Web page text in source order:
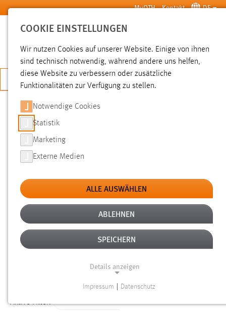
Zum Hauptinhalt springen MyOTH Kontakt DE
SUCHE
JETZT BEWERBEN
SUCHE
FILTER
Typ
Erstellungsdatum
Alter
Aktive Filter:
COOKIE EINSTELLUNGEN
Wir nutzen Cookies auf unserer Website. Einige von ihnen
sind technisch notwendig, während andere uns helfen,
diese Website zu verbessern oder zusätzliche
Funktionalitäten zur Verfügung zu stellen.
Notwendige Cookies
Statistik
Marketing
Externe Medien
ALLE AUSWÄHLEN
ABLEHNEN
SPEICHERN
Details anzeigen
Impressum Datenschutz